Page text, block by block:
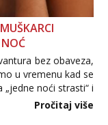
bez obaveza,
u vremenu kad se
noći strasti“ i
misle žene, a što
Pročitaj više